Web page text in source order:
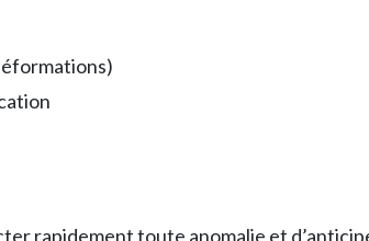
rapidement toute anomalie et